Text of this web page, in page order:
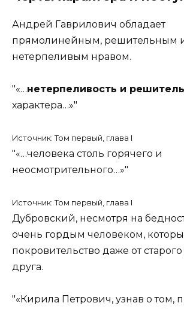
Андрей Гаврилович обладает
прямолинейным, решительным
нетерпеливым нравом.
«…нетерпеливость и
характера…»
Источник: Том первый, глава I
«…человека столь горячего и
неосмотрительного…»
Источник: Том первый, глава I
Дубровский, несмотря на
очень гордым человеком,
покровительство даже от
друга.
«Кирила Петрович, узнав о том,